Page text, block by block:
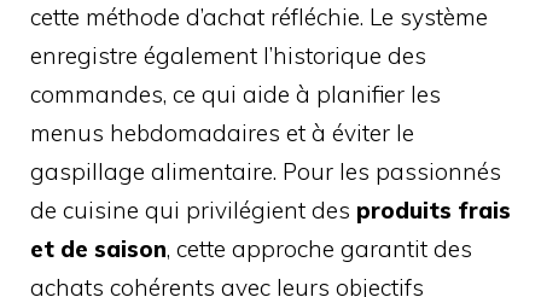
cette méthode d’achat réfléchie. Le système
enregistre également l’historique des
commandes, ce qui aide à planifier les
menus hebdomadaires et à éviter le
gaspillage alimentaire. Pour les passionnés
de cuisine qui privilégient des produits frais
et de saison, cette approche garantit des
achats cohérents avec leurs objectifs